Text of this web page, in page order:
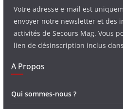
Votre adresse e-mail est
envoyer notre newsletter et des
activités de Secours Mag. Vous
lien de désinscription inclus
A Propos
Qui sommes-nous ?